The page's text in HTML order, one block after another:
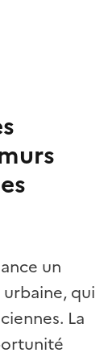
un
qui
La